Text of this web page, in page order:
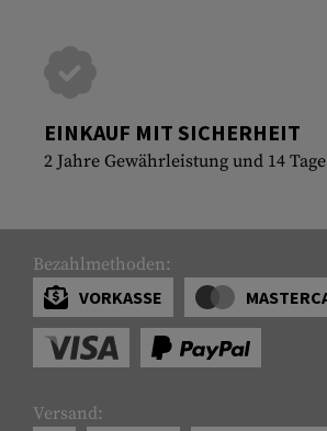
EINKAUF MIT SICHERHEIT
2 Jahre Gewährleistung und 14
Bezahlmethoden:
VORKASSE
Versand: